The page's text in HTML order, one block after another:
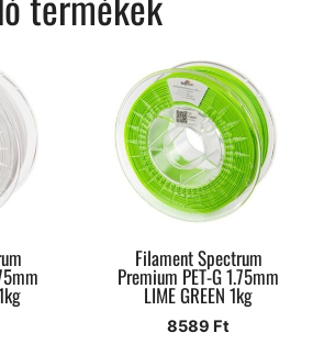
Filament Spectrum
Premium PET-G 1.75mm
LIME GREEN 1kg
8589 Ft